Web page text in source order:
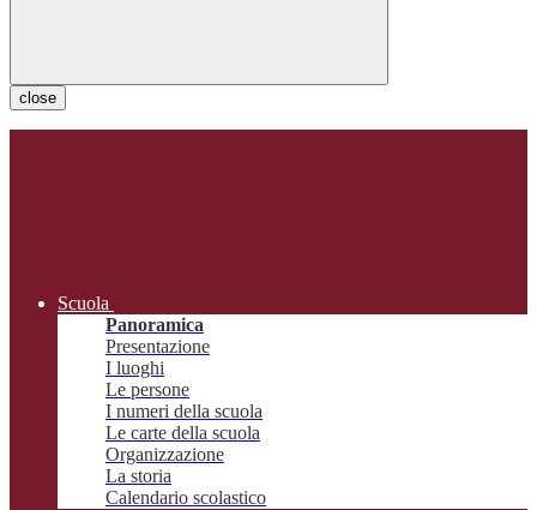
close
Scuola
Panoramica
Presentazione
I luoghi
Le persone
I numeri della scuola
Le carte della scuola
Organizzazione
La storia
Calendario scolastico